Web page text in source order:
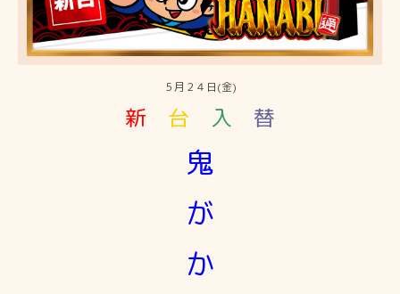
５月２４日(金)
新 台 入 替
鬼
が
か